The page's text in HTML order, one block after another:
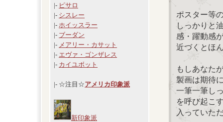
|- ピサロ
|- シスレー
|- ホイッスラー
|- ブーダン
|- メアリー・カサット
|- エヴァ・ゴンザレス
|- カイユボット
|- ☆注目☆アメリカ印象派
新印象派
ポスター等
しっかりと
感・躍動感
近づくとほ
もしあなた
製画は期待
一筆一筆し
を呼び起こ
入っていた